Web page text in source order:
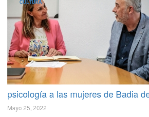
CULTURA
psicología a las mujeres de Badia
Mayo 25, 2022